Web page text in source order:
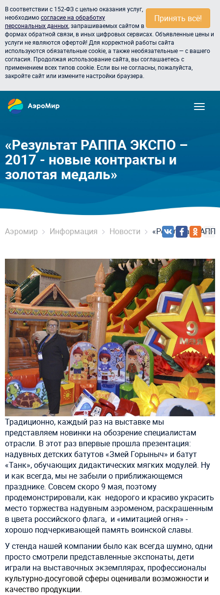
Принять всё!
В соответствии с 152-ФЗ с целью оказания услуг,
необходимосогласие на обработку
персональных данных , запрашиваемых сайтом в
формах обратной связи, в иных цифровых сервисах. Объявленные цены и
услуги не являются офертой! Для корректной работы сайта
используются обязательные cookie, а также необязательные — с вашего
согласия. Продолжая использование сайта, вы соглашаетесь с
применением всех типов cookie. Если вы не согласны, пожалуйста,
закройте сайт или измените настройки браузера.
«Результат РАППА ЭКСПО –
2017 - новые контракты и
золотая медаль»
Аэромир Информация Новости «Результат
Традиционно, каждый раз на выставке мы
представляем новинки на обозрение специалистам
отрасли. В этот раз впервые прошла презентация:
надувных детских батутов «Змей Горыныч» и батут
«Танк», обучающих дидактических мягких модулей. Ну
и как всегда, мы не забыли о приближающемся
празднике. Совсем скоро 9 мая, поэтому
продемонстрировали, как недорого и красиво украсить
место торжества надувным аэроменом, раскрашенным
в цвета российского флага, и «имитацией огня» -
хорошо подчеркивающей память воинской славы.
У стенда нашей компании было как всегда шумно, одни
просто смотрели представленные экспонаты, дети
играли на выставочных экземплярах, профессионалы
культурно-досуговой сферы оценивали возможности и
качество продукции.